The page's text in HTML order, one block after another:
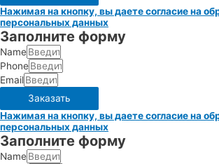
Нажимая на кнопку, вы даете согласие на
персональных данных
Заполните форму
Name
Phone
Email
Заказать
Нажимая на кнопку, вы даете согласие на
персональных данных
Заполните форму
Name